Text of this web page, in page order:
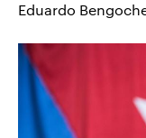
Eduardo